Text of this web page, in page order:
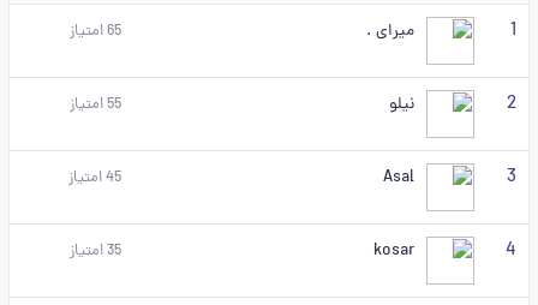
1 میرای . 65امتیاز
2 نیلو 55امتیاز
3
Asal
45امتیاز
4
kosar
35امتیاز